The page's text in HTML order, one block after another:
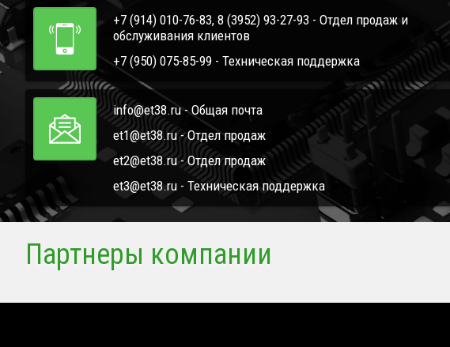
+7 (914) 010-76-83, 8 (3952) 93-27-93 - Отдел продаж и
обслуживания клиентов
+7 (950) 075-85-99 - Техническая поддержка
info@et38.ru - Общая почта
et1@et38.ru - Отдел продаж
et2@et38.ru - Отдел продаж
et3@et38.ru - Техническая поддержка
Партнеры компании